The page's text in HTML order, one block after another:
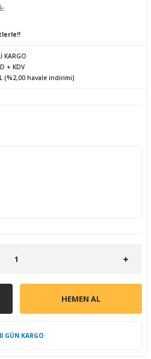
KARGO
+ KDV
(%2,00 havale indirimi)
HEMEN AL
GÜN KARGO